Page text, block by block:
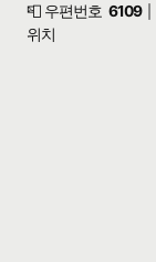
📮 우편번호 6109
위치